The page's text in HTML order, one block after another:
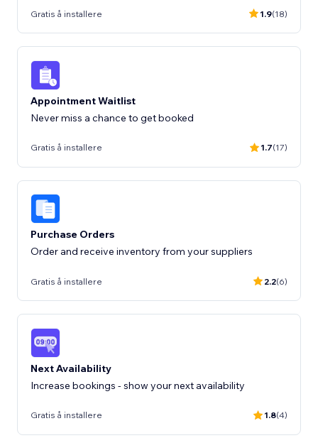
Gratis å installere 1.9(18)
Appointment Waitlist
Never miss a chance to get booked
Gratis å installere 1.7(17)
Purchase Orders
Order and receive inventory from your suppliers
Gratis å installere 2.2(6)
Next Availability
Increase bookings - show your next availability
Gratis å installere 1.8(4)